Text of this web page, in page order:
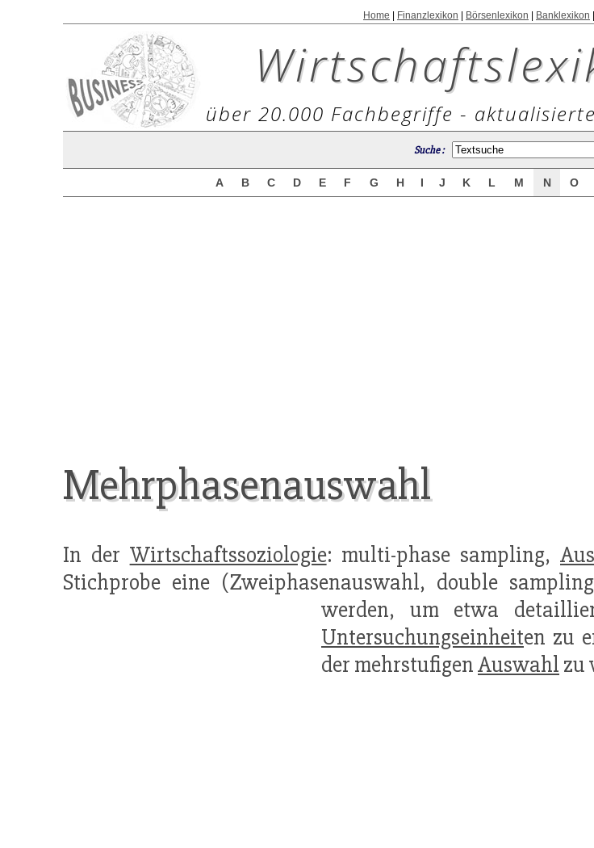
Home Finanzlexikon Börsenlexikon Banklexikon
über 20.000 Fachbegriffe -
Suche :
A B C D E F G H I J K L M N O
Mehrphasenauswahl
In der Wirtschaftssoziologie: multi-phase sampling,
Stichprobe eine (Zweiphasenauswahl, double
werden, um etwa
Untersuchungseinheiten zu
der mehrstufigenAuswahl zu